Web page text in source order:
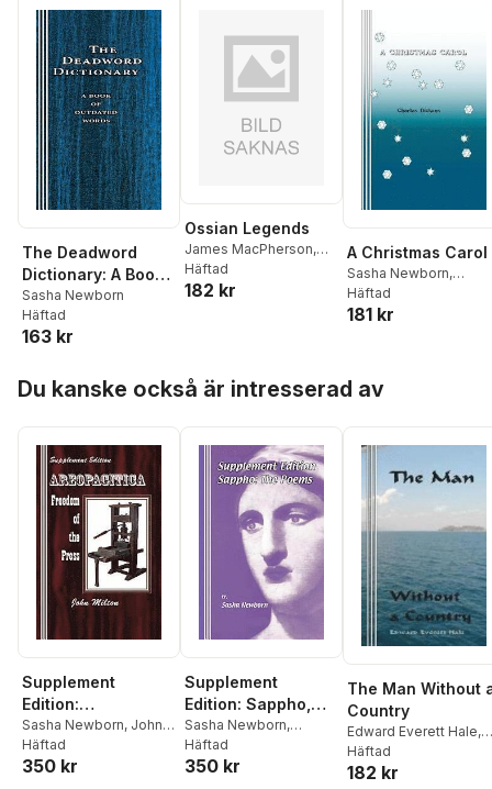
The Deadword
Dictionary: A Book
of Outdated Words
Sasha Newborn
Häftad
163 kr
Ossian Legends
James MacPherson,
Sasha Newborn
Häftad
182 kr
A Christmas Carol
Sasha Newborn,
Charles Dickens
Häftad
181 kr
Du kanske också är intresserad av
Supplement
Edition:
Areopagitica:
Freedom of the
Press
Sasha Newborn, John
Milton
Häftad
350 kr
Supplement
Edition: Sappho,
The Poems
Sasha Newborn,
Sappho Of Lesbos
Häftad
350 kr
The Man Without
Country
Edward Everett Hale,
Sasha Newborn
Häftad
182 kr